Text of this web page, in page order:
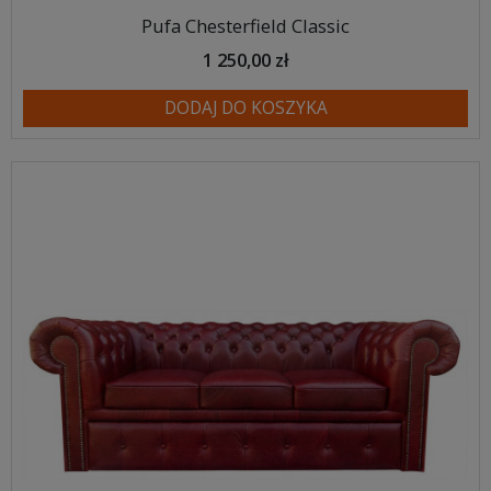
Pufa Chesterfield Classic
1 250,00 zł
DODAJ DO KOSZYKA